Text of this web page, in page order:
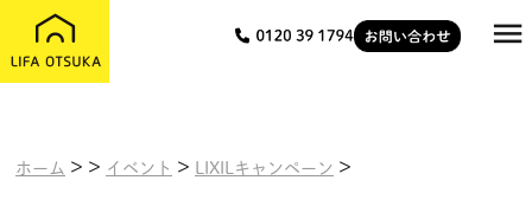

ホーム > > イベント > LIXILキャンペーン >